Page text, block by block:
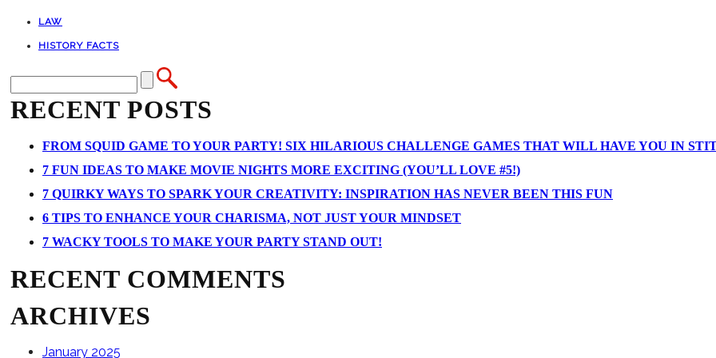
LAW
HISTORY FACTS
RECENT POSTS
FROM SQUID GAME TO YOUR PARTY! SIX HILARIOUS CHALLENGE GAMES THAT WILL HAVE YOU IN
7 FUN IDEAS TO MAKE MOVIE NIGHTS MORE EXCITING (YOU’LL LOVE #5!)
7 QUIRKY WAYS TO SPARK YOUR CREATIVITY: INSPIRATION HAS NEVER BEEN THIS FUN
6 TIPS TO ENHANCE YOUR CHARISMA, NOT JUST YOUR MINDSET
7 WACKY TOOLS TO MAKE YOUR PARTY STAND OUT!
RECENT COMMENTS
ARCHIVES
January 2025